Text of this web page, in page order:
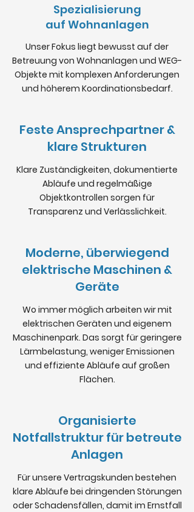
Spezialisierung
auf Wohnanlagen
Unser Fokus liegt bewusst auf der
Betreuung von Wohnanlagen und WEG-
Objekte mit komplexen Anforderungen
und höherem Koordinationsbedarf.
Feste Ansprechpartner &
klare Strukturen
Klare Zuständigkeiten, dokumentierte
Abläufe und regelmäßige
Objektkontrollen sorgen für
Transparenz und Verlässlichkeit.
Moderne, überwiegend
elektrische Maschinen &
Geräte
Wo immer möglich arbeiten wir mit
elektrischen Geräten und eigenem
Maschinenpark. Das sorgt für geringere
Lärmbelastung, weniger Emissionen
und effiziente Abläufe auf großen
Flächen.
Organisierte
Notfallstruktur für betreute
Anlagen
Für unsere Vertragskunden bestehen
klare Abläufe bei dringenden Störungen
oder Schadensfällen, damit im Ernstfall